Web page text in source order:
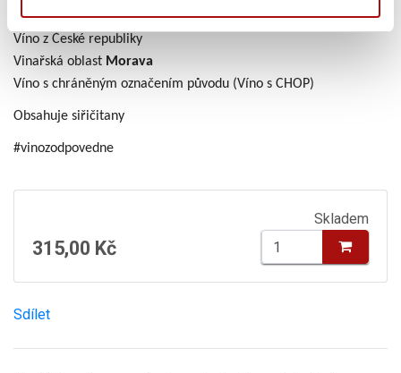
Víno z České republiky
Vinařská oblast Morava
Víno s chráněným označením původu (Víno s CHOP)
Obsahuje siřičitany
#vinozodpovedne
Skladem
315,00 Kč
Sdílet